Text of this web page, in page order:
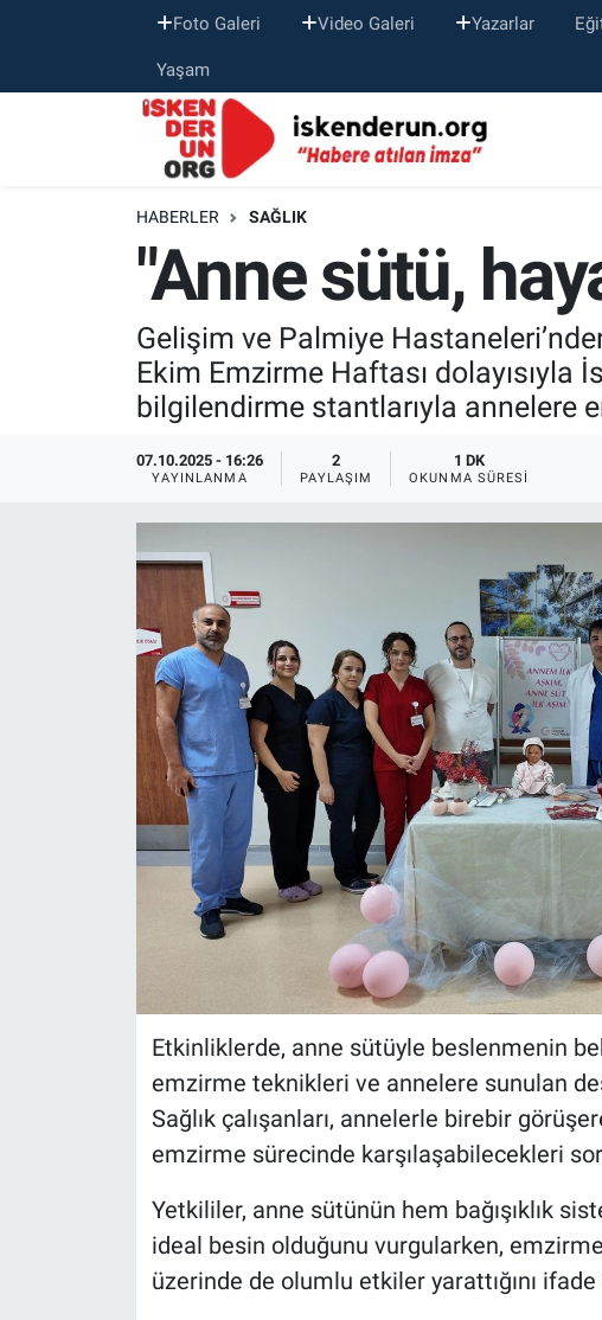
Foto Galeri Video Galeri Yazarlar
Yaşam
HABERLER SAĞLIK
"Anne sütü,
Gelişim ve Palmiye
Ekim Emzirme Haftası dolayısıyla
bilgilendirme stantlarıyla annelere
07.10.2025 - 16:26
YAYINLANMA
2
PAYLAŞIM
1 DK
OKUNMA SÜRESI
Etkinliklerde, anne sütüyle beslenmenin
emzirme teknikleri ve annelere sunulan
Sağlık çalışanları, annelerle birebir
emzirme sürecinde karşılaşabilecekleri
Yetkililer, anne sütünün hem bağışıklık
ideal besin olduğunu vurgularken,
üzerinde de olumlu etkiler yarattığını